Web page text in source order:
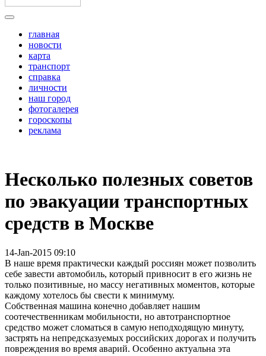
главная
новости
карта
транспорт
справка
личности
наш город
фотогалерея
гороскопы
реклама
Несколько полезных советов
по эвакуации транспортных
средств в Москве
14-Jan-2015 09:10
В наше время практически каждый россиян может позволить
себе завести автомобиль, который привносит в его жизнь не
только позитивные, но массу негативных моментов, которые
каждому хотелось бы свести к минимуму.
Собственная машина конечно добавляет нашим
соотечественникам мобильности, но автотранспортное
средство может сломаться в самую неподходящую минуту,
застрять на непредсказуемых российских дорогах и получить
повреждения во время аварий. Особенно актуальна эта